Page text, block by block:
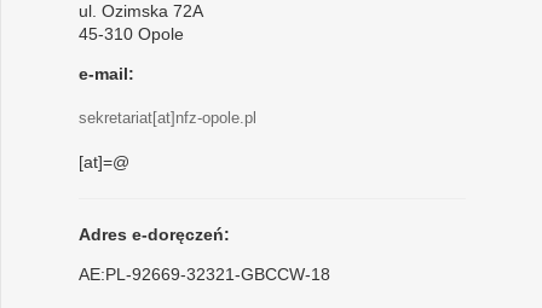
ul. Ozimska 72A
45-310 Opole
e-mail:
sekretariat[at]nfz-opole.pl
[at]=@
Adres e-doręczeń:
AE:PL-92669-32321-GBCCW-18